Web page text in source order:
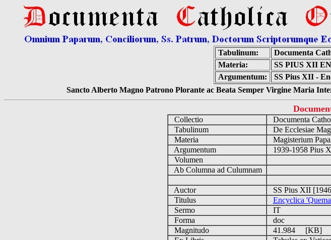
Tabulinum:
Documenta
Materia:
SS PIUS XII
Argumentum:
SS Pius XII -
Sancto Alberto Magno Patrono Plorante ac Beata Semper Virgine Maria
Collectio
Documenta
Tabulinum
De Ecclesiae
Materia
Magisterium
Argumentum
1939-1958 Pius
Volumen
Ab Columna ad Culumnam
Auctor
SS Pius XII
Titulus
Encyclica
Sermo
IT
Forma
doc
Magnitudo
41.984 [KB]